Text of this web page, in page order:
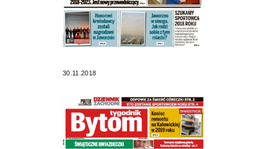
30.11.2018